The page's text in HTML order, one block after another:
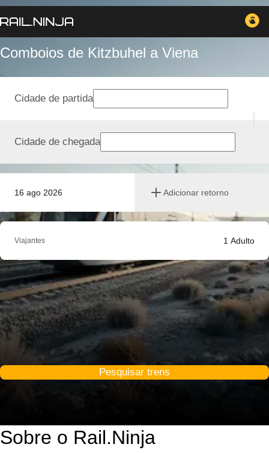
Comboios de Kitzbuhel a Viena
16 ago 2026 Adicionar retorno
Cidade de partida
Cidade de chegada
Viajantes 1 Adulto
Pesquisar trens
Sobre o Rail.Ninja